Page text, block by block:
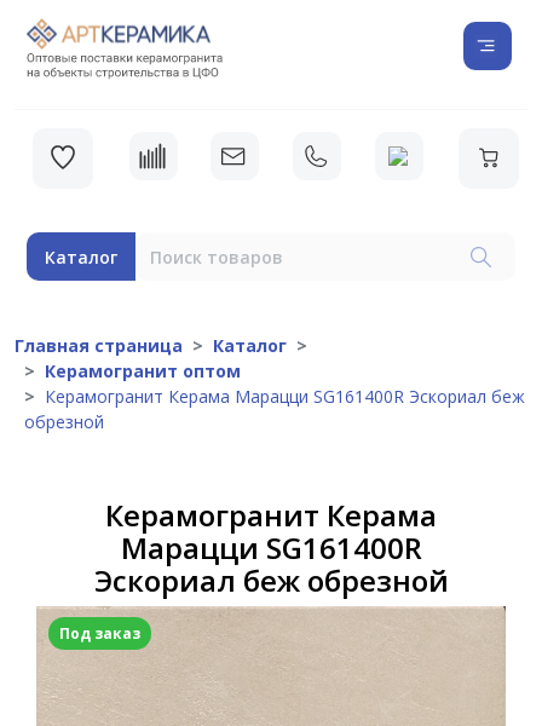
Каталог
Главная страница
Каталог
Керамогранит оптом
Керамогранит Керама Марацци SG161400R Эскориал беж
обрезной
Керамогранит Керама
Марацци SG161400R
Эскориал беж обрезной
Под заказ